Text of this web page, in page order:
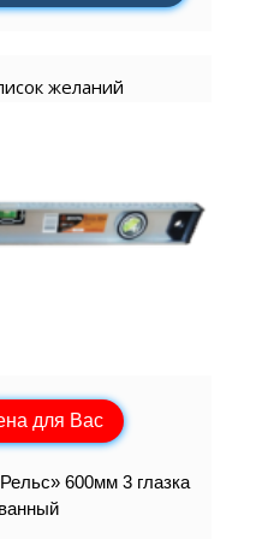
желаний
для Вас
600мм 3 глазка